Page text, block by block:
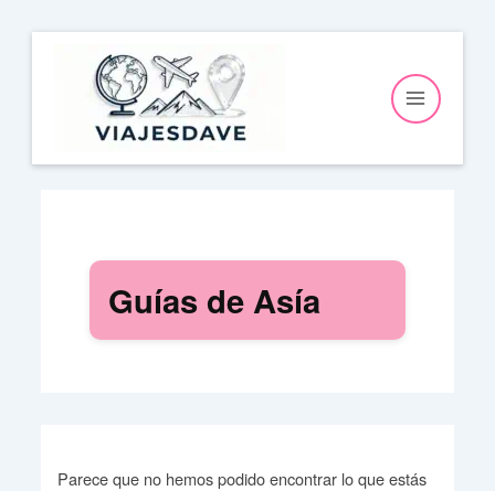
contenido
Guías de Asía
Parece que no hemos podido encontrar lo que estás